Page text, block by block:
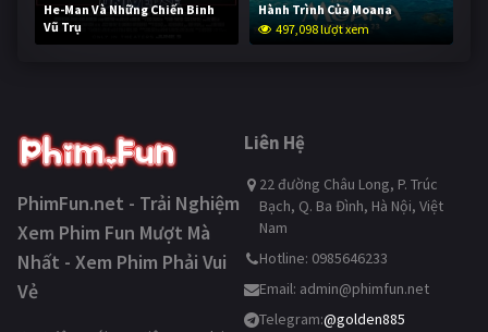
He-Man Và Những Chiến Binh
Vũ Trụ
246,282 lượt xem
Hành Trình Của Moana
497,098 lượt xem
PhimFun.net - Trải Nghiệm
Xem Phim Fun Mượt Mà
Nhất - Xem Phim Phải Vui
Vẻ
Liên Hệ
22 đường Châu Long, P. Trúc
Bạch, Q. Ba Đình, Hà Nội, Việt
Nam
Hotline: 0985646233
Email: admin@phimfun.net
Telegram:@golden885